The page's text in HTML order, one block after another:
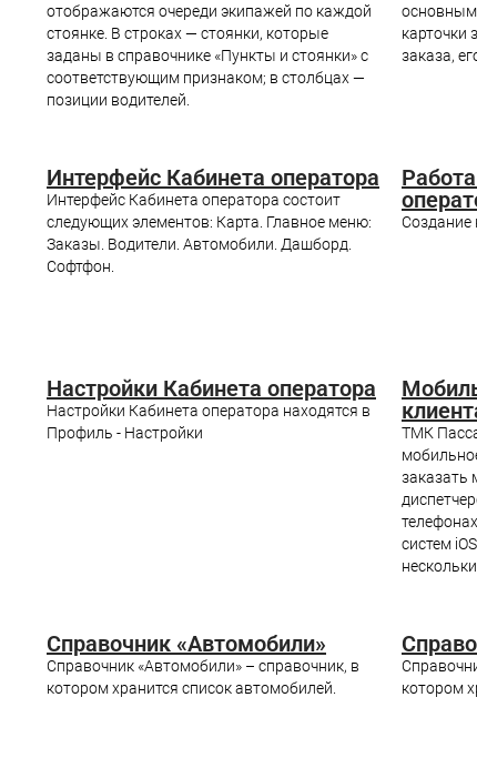
отображаются очереди экипажей по каждой
стоянке. В строках — стоянки, которые
заданы в справочнике «Пункты и стоянки» с
соответствующим признаком; в столбцах —
позиции водителей.
карточки
заказа,
Интерфейс Кабинета оператора
Интерфейс Кабинета оператора состоит
следующих элементов: Карта. Главное меню:
Заказы. Водители. Автомобили. Дашборд.
Софтфон.
Создание
Настройки Кабинета оператора
Настройки Кабинета оператора находятся в
Профиль - Настройки
ТМК
заказать
систем
Справочник «Автомобили»
Справочник «Автомобили» – справочник, в
котором хранится список автомобилей.
котором